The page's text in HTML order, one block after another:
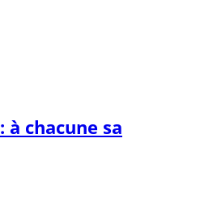
à chacune sa